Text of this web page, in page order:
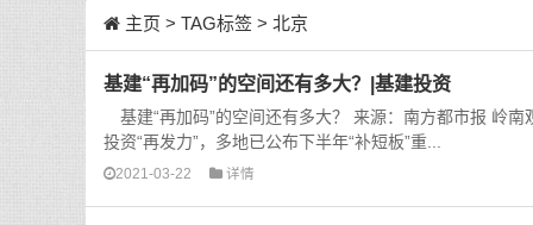
主页 > TAG标签 > 北京
基建“再加码”的空间还有多大？|基建投资
基建“再加码”的空间还有多大？ 来源：南方都市报 岭
投资“再发力”，多地已公布下半年“补短板”重...
2021-03-22 详情